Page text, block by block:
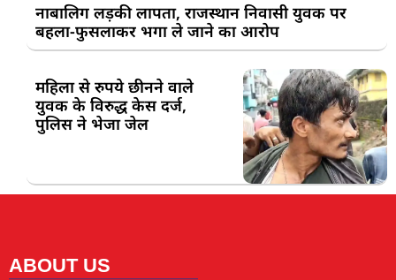
नाबालिग लड़की लापता, राजस्थान निवासी युवक पर
बहला-फुसलाकर भगा ले जाने का आरोप
महिला से रुपये छीनने वाले
युवक के विरुद्ध केस दर्ज,
पुलिस ने भेजा जेल
ABOUT US